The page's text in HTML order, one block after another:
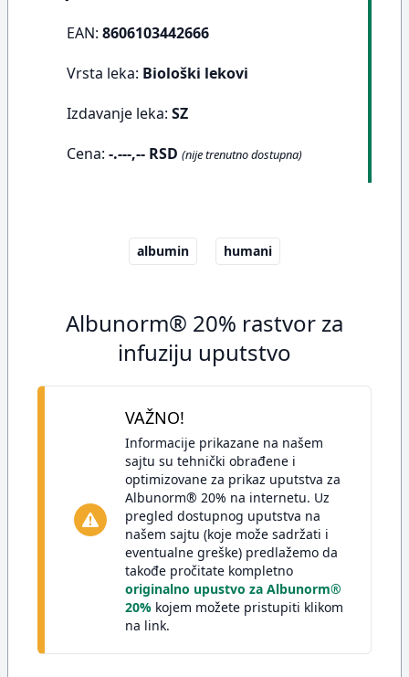
EAN: 8606103442666
Vrsta leka: Biološki lekovi
Izdavanje leka: SZ
Cena: -.---,-- RSD (nije trenutno dostupna)
albumin humani
Albunorm® 20% rastvor za
infuziju uputstvo
VAŽNO!
Informacije prikazane na našem
sajtu su tehnički obrađene i
optimizovane za prikaz uputstva za
Albunorm® 20% na internetu. Uz
pregled dostupnog uputstva na
našem sajtu (koje može sadržati i
eventualne greške) predlažemo da
takođe pročitate kompletno
originalno upustvo za Albunorm®
20% kojem možete pristupiti klikom
na link.